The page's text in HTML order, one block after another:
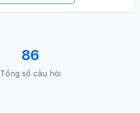
86
Tổng số câu hỏi